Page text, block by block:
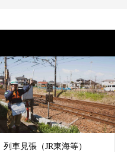
列車見張（JR東海等）